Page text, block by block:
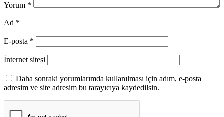
Yorum *
Ad *
E-posta *
İnternet sitesi
Daha sonraki yorumlarımda kullanılması için adım, e-posta
adresim ve site adresim bu tarayıcıya kaydedilsin.